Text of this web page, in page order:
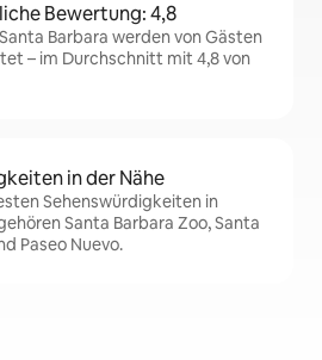
Bewertung: 4,8
Barbara werden von Gästen
– im Durchschnitt mit 4,8 von
in der Nähe
Sehenswürdigkeiten in
Santa Barbara Zoo, Santa
Paseo Nuevo.